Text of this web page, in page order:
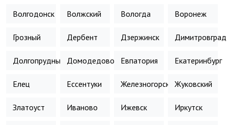
Волгодонск Волжский Вологда Воронеж
Грозный Дербент Дзержинск Димитровград
Долгопрудный Домодедово Евпатория Екатеринбург
Елец Ессентуки Железногорск Жуковский
Златоуст Иваново Ижевск Иркутск